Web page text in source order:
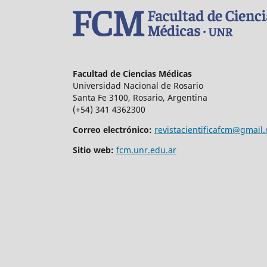
Facultad de Ciencias Médicas
Universidad Nacional de Rosario
Santa Fe 3100, Rosario, Argentina
(+54) 341 4362300
Correo electrónico:
Sitio web: fcm.unr.edu.ar